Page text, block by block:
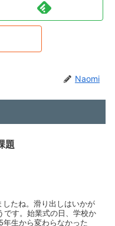
Naomi
題
たね。滑り出しはいかが
です。始業式の日、学校か
生から変わらなかった